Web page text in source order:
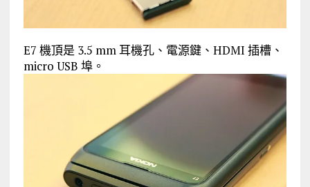
E7 機頂是 3.5 mm 耳機孔、電源鍵、HDMI 插槽、
micro USB 埠。